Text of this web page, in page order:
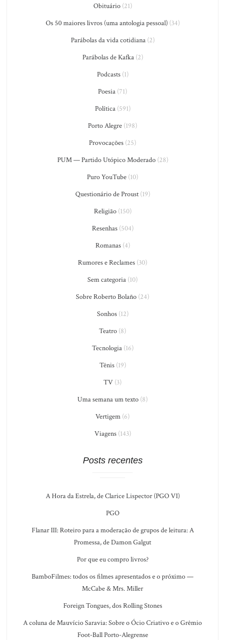
Obituário(21)
Os 50 maiores livros (uma antologia pessoal)(34)
Parábolas da vida cotidiana(2)
Parábolas de Kafka(2)
Podcasts(1)
Poesia (71)
Política(591)
Porto Alegre (198)
Provocações (25)
PUM — Partido Utópico Moderado(28)
Puro YouTube (10)
Questionário de Proust(19)
Religião(150)
Resenhas(504)
Romanas(4)
Rumores e Reclames (30)
Sem categoria (10)
Sobre Roberto Bolaño (24)
Sonhos(12)
Teatro (8)
Tecnologia(16)
Tênis(19)
TV (3)
Uma semana um texto (8)
Vertigem (6)
Viagens(143)
Posts recentes
A Hora da Estrela, de Clarice Lispector (PGO VI)
PGO
Flanar III: Roteiro para a moderação de grupos de leitura: A
Promessa, de Damon Galgut
Por que eu compro livros?
BamboFilmes: todos os filmes apresentados e o próximo —
McCabe & Mrs. Miller
Foreign Tongues, dos Rolling Stones
A coluna de Mauvício Saravia: Sobre o Ócio Criativo e o Grêmio
Foot-Ball Porto-Alegrense